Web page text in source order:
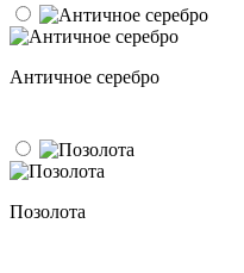
Античное серебро
Позолота